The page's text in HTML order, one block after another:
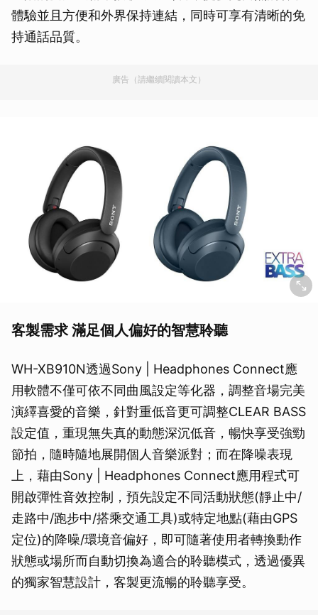
體驗並且方便和外界保持連結，同時可享有清晰的免
持通話品質。
廣告（請繼續閱讀本文）
客製需求 滿足個人偏好的智慧聆聽
WH-XB910N透過Sony | Headphones Connect應
用軟體不僅可依不同曲風設定等化器，調整音場完美
演繹喜愛的音樂，針對重低音更可調整CLEAR BASS
設定值，重現無失真的動態深沉低音，暢快享受強勁
節拍，隨時隨地展開個人音樂派對；而在降噪表現
上，藉由Sony | Headphones Connect應用程式可
開啟彈性音效控制，預先設定不同活動狀態(靜止中/
走路中/跑步中/搭乘交通工具)或特定地點(藉由GPS
定位)的降噪/環境音偏好，即可隨著使用者轉換動作
狀態或場所而自動切換為適合的聆聽模式，透過優異
的獨家智慧設計，客製更流暢的聆聽享受。